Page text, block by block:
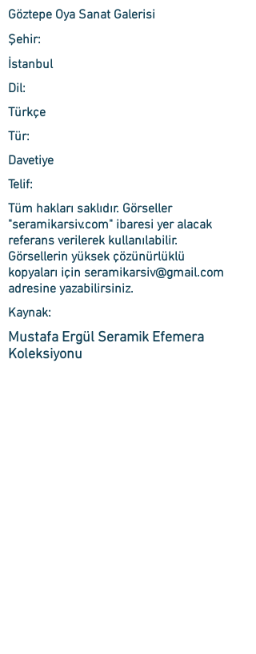
Göztepe Oya Sanat Galerisi
Şehir:
İstanbul
Dil:
Türkçe
Tür:
Davetiye
Telif:
Tüm hakları saklıdır. Görseller
"seramikarsiv.com" ibaresi yer alacak
referans verilerek kullanılabilir.
Görsellerin yüksek çözünürlüklü
kopyaları için seramikarsiv@gmail.com
adresine yazabilirsiniz.
Kaynak:
Mustafa Ergül Seramik Efemera
Koleksiyonu